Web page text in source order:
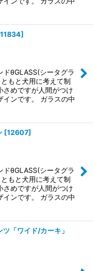
11834]
ドθGLASS(シータグラ
もと犬用に考えて制
さめですが人間がつけ
インです。 ガラスの中
[12607]
ドθGLASS(シータグラ
もと犬用に考えて制
さめですが人間がつけ
インです。 ガラスの中
「ワイド/カーキ」